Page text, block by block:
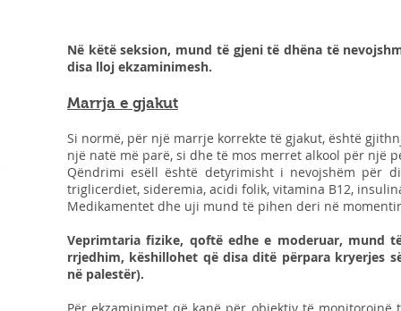
Në këtë seksion, mund të gjeni të dhëna të
disa lloj ekzaminimesh.
Marrja e gjakut
Si normë, për një marrje korrekte të gjakut, është
një natë më parë, si dhe të mos merret alkool për një
Qëndrimi esëll është detyrimisht i nevojshëm për
triglicerdiet, sideremia, acidi folik, vitamina B12,
Medikamentet dhe uji mund të pihen deri në
Veprimtaria fizike, qoftë edhe e moderuar, mund
rrjedhim, këshillohet që disa ditë përpara kryerjes
në palestër).